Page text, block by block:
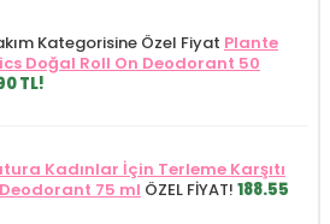
Kategorisine Özel Fiyat Plante
Doğal Roll On Deodorant 50
TL!
Kadınlar İçin Terleme Karşıtı
75 ml ÖZEL FİYAT! 188.55